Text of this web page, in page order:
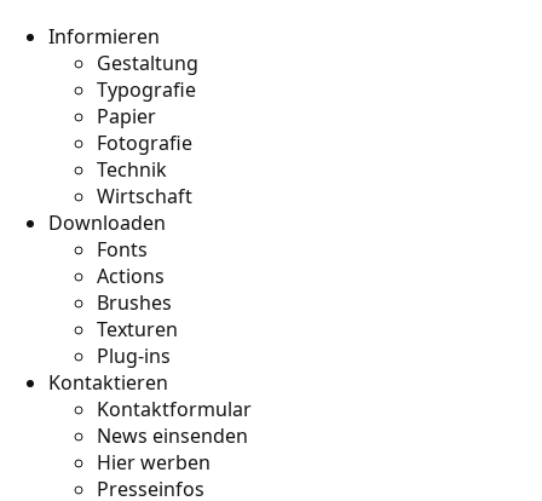
Informieren
Gestaltung
Typografie
Papier
Fotografie
Technik
Wirtschaft
Downloaden
Fonts
Actions
Brushes
Texturen
Plug-ins
Kontaktieren
Kontaktformular
News einsenden
Hier werben
Presseinfos